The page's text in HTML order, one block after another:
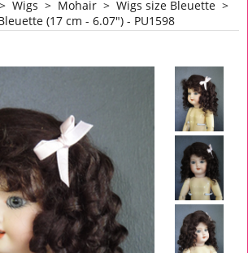
> Wigs > Mohair > Wigs size Bleuette >
(17 cm - 6.07") - PU1598